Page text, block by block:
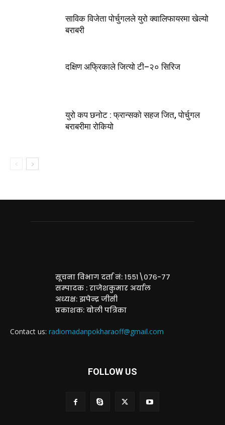
साविक विजेता पोर्चुगलले युरो क्वालिफायरमा खेल्यो
बराबरी
दक्षिण अफ्रिकाले जित्यो टी–२० सिरिज
युरो कप छनोट : फ्रान्सकाे सहज जित, पोर्चुगल
बराबरीमा रोकियो
सूचना विभाग दर्ता नं: १५५१\०७६-७७
सम्पादक : राजेशकुमार अर्याल
अध्यक्ष: झपेन्द्र जीसी
प्रकाशक: बोली पत्रिका
Contact us: radiomadanpokharaoff@gmail.com
FOLLOW US